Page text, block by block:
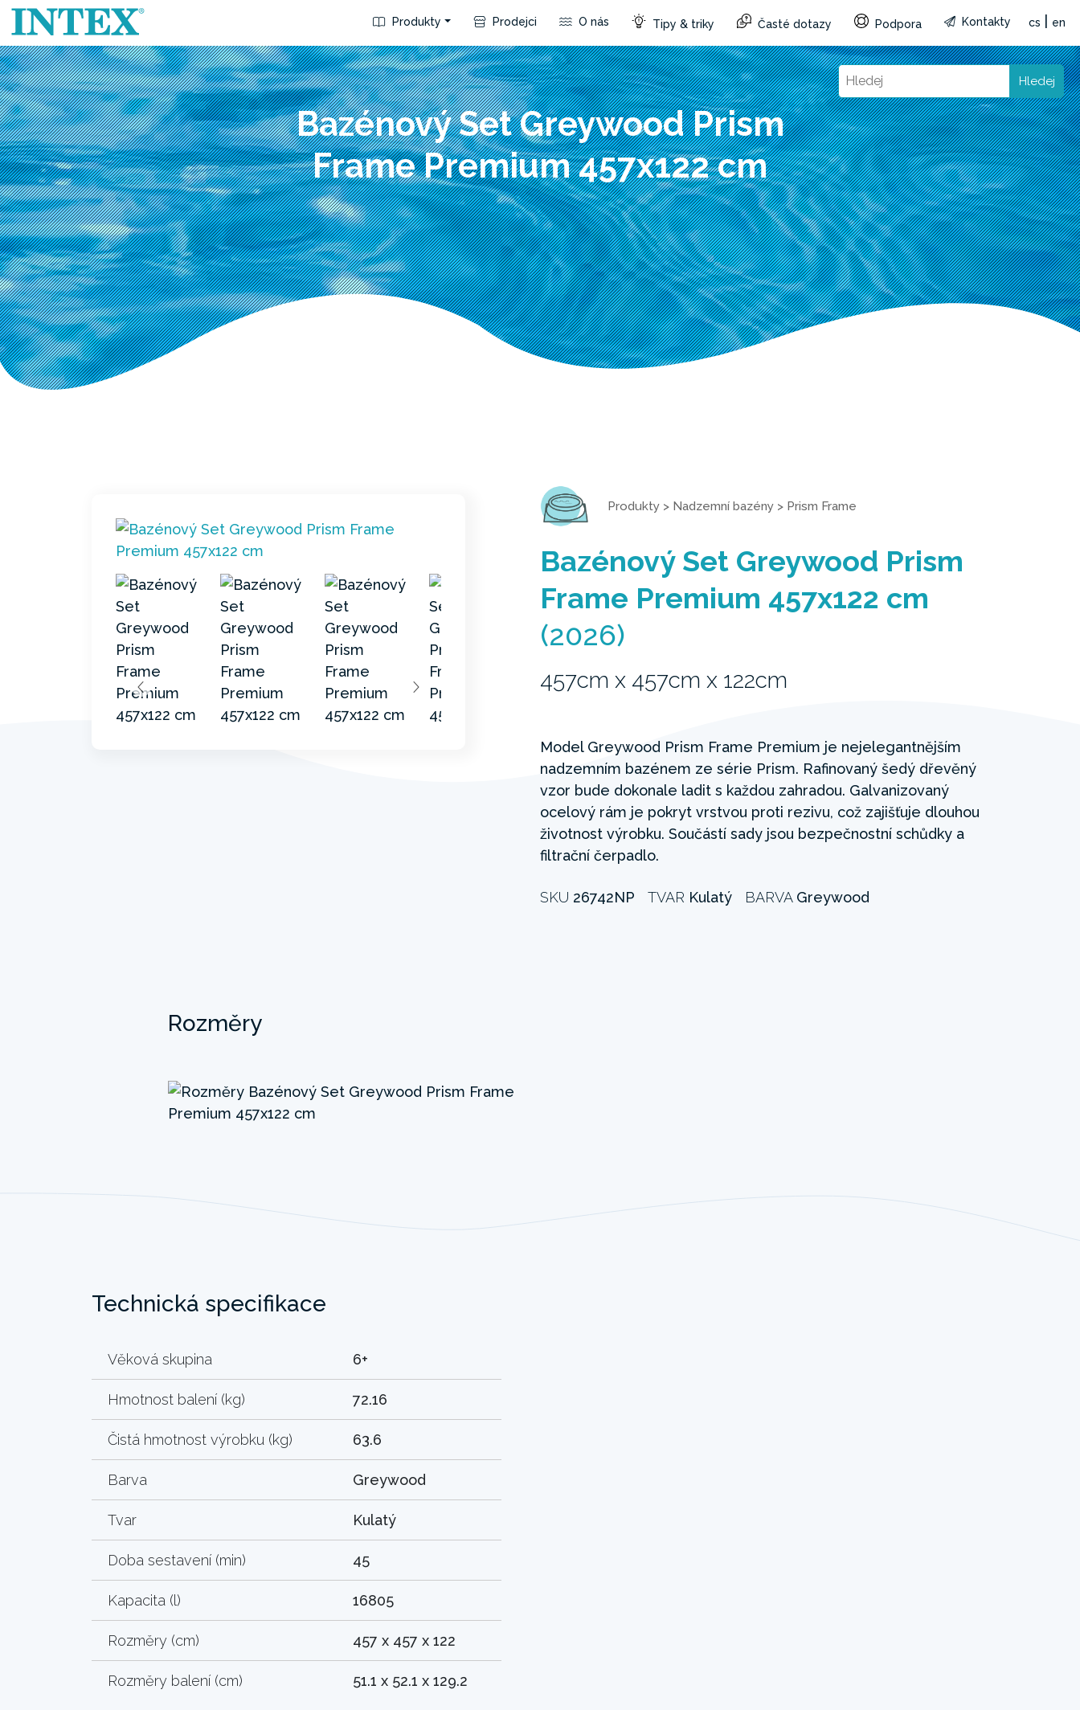
Produkty Prodejci O nás Tipy & triky Časté dotazy Podpora Kontakty cs en
Hledej
Bazénový Set Greywood Prism
Frame Premium 457x122 cm
Produkty > Nadzemní bazény > Prism Frame
Bazénový Set Greywood Prism
Frame Premium 457x122 cm
(2026)
457cm x 457cm x 122cm
Model Greywood Prism Frame Premium je nejelegantnějším
nadzemním bazénem ze série Prism. Rafinovaný šedý dřevěný
vzor bude dokonale ladit s každou zahradou. Galvanizovaný
ocelový rám je pokryt vrstvou proti rezivu, což zajišťuje dlouhou
životnost výrobku. Součástí sady jsou bezpečnostní schůdky a
filtrační čerpadlo.
SKU 26742NP TVAR Kulatý BARVA Greywood
Rozměry
Technická specifikace
Věková skupina 6+
Hmotnost balení (kg) 72.16
Čistá hmotnost výrobku (kg) 63.6
Barva Greywood
Tvar Kulatý
Doba sestavení (min) 45
Kapacita (l) 16805
Rozměry (cm) 457 x 457 x 122
Rozměry balení (cm) 51.1 x 52.1 x 129.2